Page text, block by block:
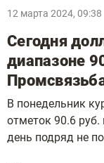
12 марта 2024, 09:38
Сегодня
диапазоне
В понедельник
отметок 90.6 руб.
день подряд не